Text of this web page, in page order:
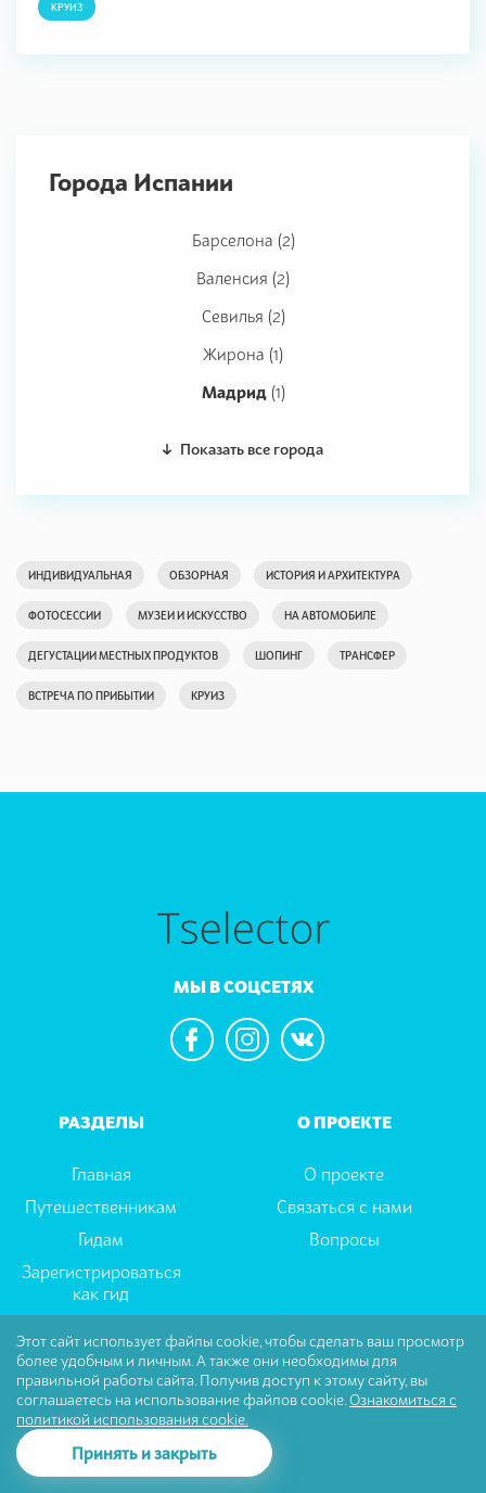
КРУИЗ
Города Испании
Барселона (2)
Валенсия (2)
Севилья (2)
Жирона (1)
Мадрид(1)
Показать все города
ИНДИВИДУАЛЬНАЯ ОБЗОРНАЯ ИСТОРИЯ И АРХИТЕКТУРА
ФОТОСЕССИИ МУЗЕИ И ИСКУССТВО НА АВТОМОБИЛЕ
ДЕГУСТАЦИИ МЕСТНЫХ ПРОДУКТОВ ШОПИНГ ТРАНСФЕР
ВСТРЕЧА ПО ПРИБЫТИИ КРУИЗ
от 288 $ за группу
РАЗДЕЛЫ
Главная
Путешественникам
Гидам
Зарегистрироваться
как гид
О ПРОЕКТЕ
О проекте
Связаться с нами
Вопросы
МЫ В СОЦСЕТЯХ
Пользовательское соглашение
Политика
Конфиденциальности
© Tselector Все права защищены
Этот сайт использует файлы cookie, чтобы сделать ваш просмотр
более удобным и личным. А также они необходимы для
правильной работы сайта. Получив доступ к этому сайту, вы
соглашаетесь на использование файлов cookie. Ознакомиться с
политикой использования cookie.
Принять и закрыть